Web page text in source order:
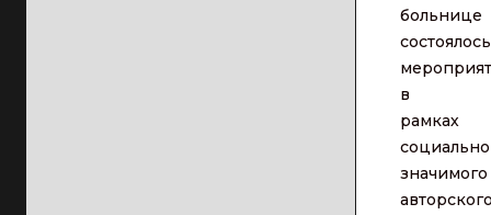
больнице
состоялось
в
рамках
социально
значимого